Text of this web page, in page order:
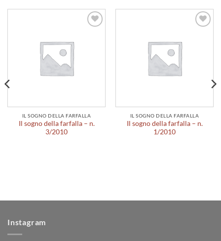
IL SOGNO DELLA FARFALLA
Il sogno della farfalla – n.
3/2010
IL SOGNO DELLA FARFALLA
Il sogno della farfalla – n.
1/2010
Instagram